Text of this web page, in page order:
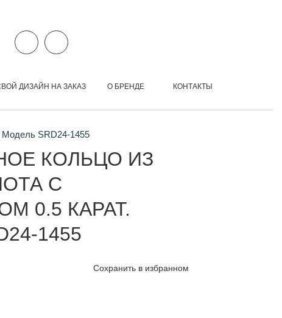
ДИЗАЙН НА ЗАКАЗ О БРЕНДЕ КОНТАКТЫ
Модель SRD24-1455
КОЛЬЦО ИЗ
С
0.5 КАРАТ.
1455
Сохранить в избранном